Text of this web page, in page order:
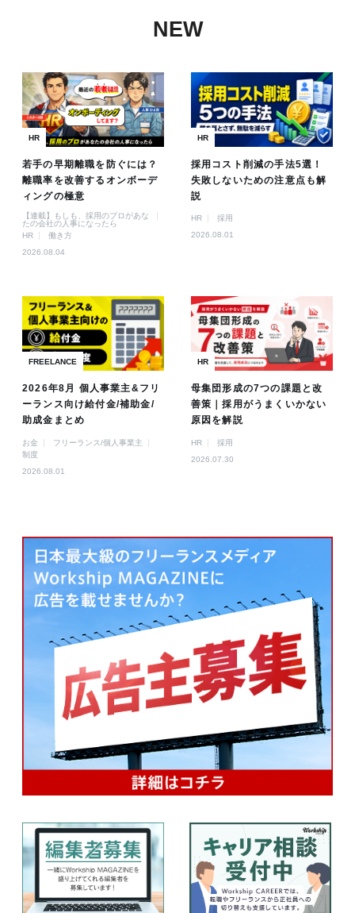
NEW
HR
若手の早期離職を防ぐには？
離職率を改善するオンボーデ
ィングの極意
【連載】もしも、採用のプロがあな
たの会社の人事になったら
HR
働き方
2026.08.04
HR
採用コスト削減の手法5選！
失敗しないための注意点も解
説
HR
採用
2026.08.01
FREELANCE
2026年8月 個人事業主&フリ
ーランス向け給付金/補助金/
助成金まとめ
お金
フリーランス/個人事業主
制度
2026.08.01
HR
母集団形成の7つの課題と改
善策｜採用がうまくいかない
原因を解説
HR
採用
2026.07.30